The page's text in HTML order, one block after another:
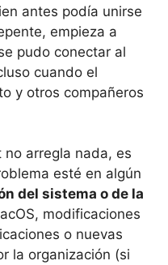
antes podía unirse
empieza a
pudo conectar al
cuando el
y otros compañeros
arregla nada, es
esté en algún
del sistema o de la
modificaciones
o nuevas
la organización (si